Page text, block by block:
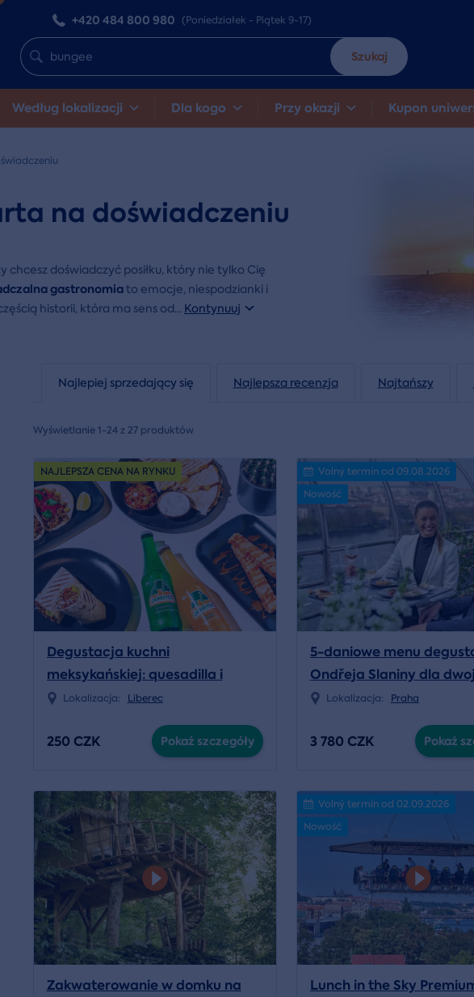
+420 484 800 980 (Poniedziałek - Piątek 9-17)
Szukaj
Według lokalizacji Dla kogo Przy okazji Kupon
na doświadczeniu
doświadczyć posiłku, który nie tylko Cię
gastronomiato emocje, niespodzianki i
historii, która ma sens od... Kontynuuj
Najlepiej sprzedający się Najlepsza recenzja Najtańszy
Wyświetlanie 1-24 z 27 produktów
NAJLEPSZA CENA NA RYNKU
Degustacja kuchni
meksykańskiej: quesadilla i
churros
Lokalizacja: Liberec
250 CZK Pokaż szczegóły
Volný termín od 09.08.2026
Nowość
5-daniowe menu
Ondřeja Slaniny dla
Lokalizacja: Praha
3 780 CZK Pokaż
Zakwaterowanie w domku na
Volný termín od 02.09.2026
Nowość
Lunch in the Sky